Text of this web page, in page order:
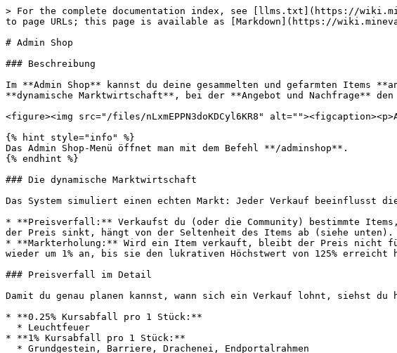
> For the complete documentation index, see [llms.txt](https://
to page URLs; this page is available as [Markdown](https://
# Admin Shop
### Beschreibung
Im **Admin Shop** kannst du deine gesammelten und gefarmten
**dynamische Marktwirtschaft**, bei der **Angebot und Nachfrage** den
<figure><img src="/files/nLxmEPPN3doKDCyl6KR8"
{% hint style="info" %}
Das Admin Shop-Menü öffnet man mit dem Befehl **/adminshop**.
{% endhint %}
### Die dynamische Marktwirtschaft
Das System simuliert einen echten Markt: Jeder Verkauf beeinflusst
* **Preisverfall:** Verkaufst du (oder die Community) bestimmte
der Preis sinkt, hängt von der Seltenheit des Items ab (siehe unten).
* **Markterholung:** Wird ein Item verkauft, bleibt der Preis nicht
wieder um 1% an, bis sie den lukrativen Höchstwert von 125%
### Preisverfall im Detail
Damit du genau planen kannst, wann sich ein Verkauf lohnt, siehst
* **0.25% Kursabfall pro 1 Stück:**
* **1% Kursabfall pro 1 Stück:**